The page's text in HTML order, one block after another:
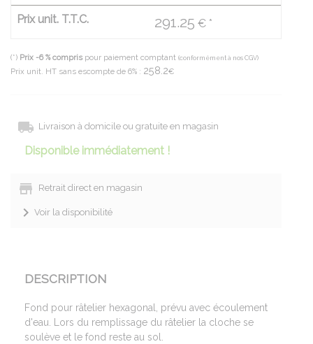
Prix unit. T.T.C. 291.25 € *
(*) Prix -6 % compris pour paiement comptant (conformément à nos CGV)
Prix unit. HT sans escompte de 6% : 258.2€
Livraison à domicile ou gratuite en magasin
Disponible immédiatement !
Retrait direct en magasin
Voir la disponibilité
DESCRIPTION
Fond pour râtelier hexagonal, prévu avec écoulement
d'eau. Lors du remplissage du râtelier la cloche se
soulève et le fond reste au sol.